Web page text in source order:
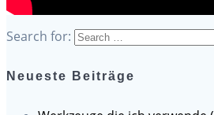
Search for:
Neueste Beiträge